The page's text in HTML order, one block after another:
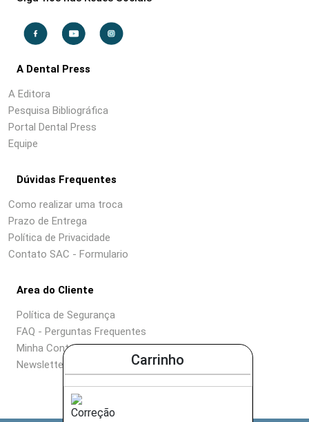
Carrinho
A Dental Press
A Editora
Pesquisa Bibliográfica
Portal Dental Press
Equipe
Dúvidas Frequentes
Como realizar uma troca
Prazo de Entrega
Política de Privacidade
Contato SAC - Formulario
Area do Cliente
Política de Segurança
FAQ - Perguntas Frequentes
Minha Conta
Newsletter